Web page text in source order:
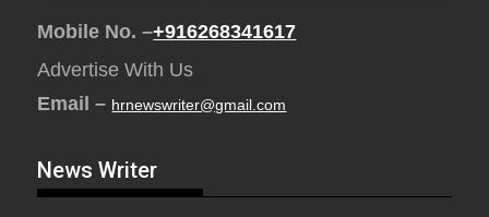
Mobile No. –+916268341617
Advertise With Us
Email – hrnewswriter@gmail.com
News Writer